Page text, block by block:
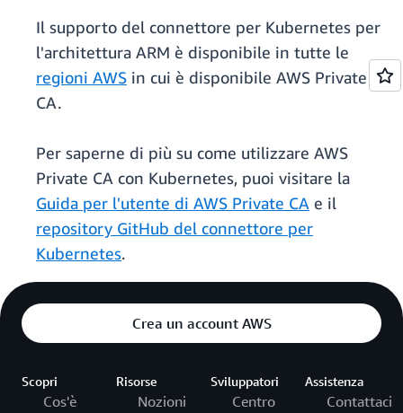
Il supporto del connettore per Kubernetes per
l'architettura ARM è disponibile in tutte le
regioni AWS in cui è disponibile AWS Private
CA.
Per saperne di più su come utilizzare AWS
Private CA con Kubernetes, puoi visitare la
Guida per l'utente di AWS Private CA e il
repository GitHub del connettore per
Kubernetes.
Crea un account AWS
Scopri
Cos'è
Risorse
Nozioni
Sviluppatori
Centro
Assistenza
Contattaci